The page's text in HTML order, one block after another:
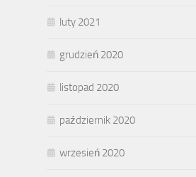
luty 2021
grudzień 2020
listopad 2020
październik 2020
wrzesień 2020